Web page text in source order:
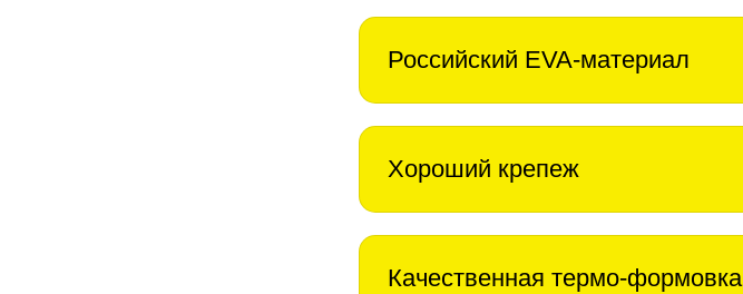
Российский EVA-материал
Хороший крепеж
Качественная термо-формовка